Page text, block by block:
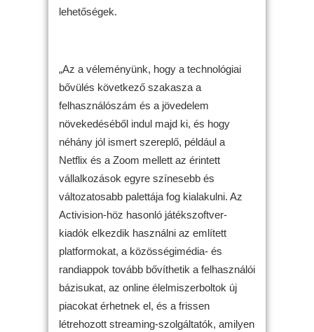
lehetőségek.
„Az a véleményünk, hogy a technológiai
bővülés következő szakasza a
felhasználószám és a jövedelem
növekedéséből indul majd ki, és hogy
néhány jól ismert szereplő, például a
Netflix és a Zoom mellett az érintett
vállalkozások egyre színesebb és
változatosabb palettája fog kialakulni. Az
Activision-höz hasonló játékszoftver-
kiadók elkezdik használni az említett
platformokat, a közösségimédia- és
randiappok tovább bővíthetik a felhasználói
bázisukat, az online élelmiszerboltok új
piacokat érhetnek el, és a frissen
létrehozott streaming-szolgáltatók, amilyen